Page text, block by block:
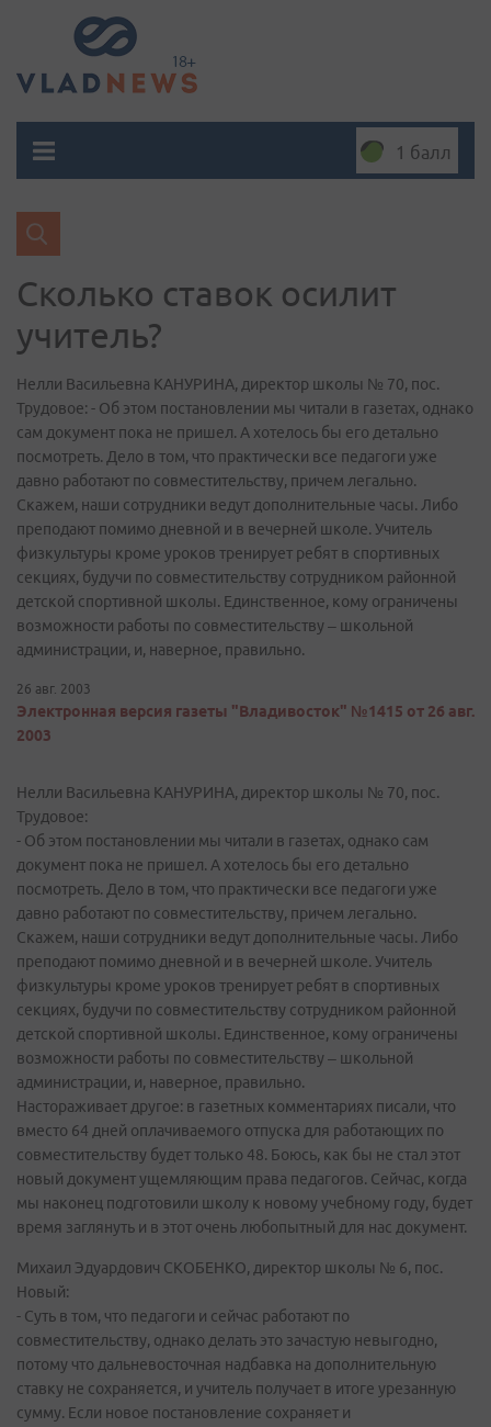
1 балл
Сколько ставок осилит
учитель?
Нелли Васильевна КАНУРИНА, директор школы № 70, пос.
Трудовое: - Об этом постановлении мы читали в газетах, однако
сам документ пока не пришел. А хотелось бы его детально
посмотреть. Дело в том, что практически все педагоги уже
давно работают по совместительству, причем легально.
Скажем, наши сотрудники ведут дополнительные часы. Либо
преподают помимо дневной и в вечерней школе. Учитель
физкультуры кроме уроков тренирует ребят в спортивных
секциях, будучи по совместительству сотрудником районной
детской спортивной школы. Единственное, кому ограничены
возможности работы по совместительству – школьной
администрации, и, наверное, правильно.
26 авг. 2003
Электронная версия газеты "Владивосток" №1415 от 26 авг.
2003
Нелли Васильевна КАНУРИНА, директор школы № 70, пос.
Трудовое:
- Об этом постановлении мы читали в газетах, однако сам
документ пока не пришел. А хотелось бы его детально
посмотреть. Дело в том, что практически все педагоги уже
давно работают по совместительству, причем легально.
Скажем, наши сотрудники ведут дополнительные часы. Либо
преподают помимо дневной и в вечерней школе. Учитель
физкультуры кроме уроков тренирует ребят в спортивных
секциях, будучи по совместительству сотрудником районной
детской спортивной школы. Единственное, кому ограничены
возможности работы по совместительству – школьной
администрации, и, наверное, правильно.
Настораживает другое: в газетных комментариях писали, что
вместо 64 дней оплачиваемого отпуска для работающих по
совместительству будет только 48. Боюсь, как бы не стал этот
новый документ ущемляющим права педагогов. Сейчас, когда
мы наконец подготовили школу к новому учебному году, будет
время заглянуть и в этот очень любопытный для нас документ.
Михаил Эдуардович СКОБЕНКО, директор школы № 6, пос.
Новый:
- Суть в том, что педагоги и сейчас работают по
совместительству, однако делать это зачастую невыгодно,
потому что дальневосточная надбавка на дополнительную
ставку не сохраняется, и учитель получает в итоге урезанную
сумму. Если новое постановление сохраняет и